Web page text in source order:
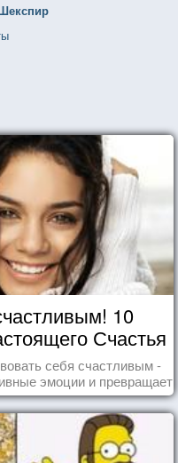
10
Счастья
себя счастливым -
эмоции и превращает
праздник.